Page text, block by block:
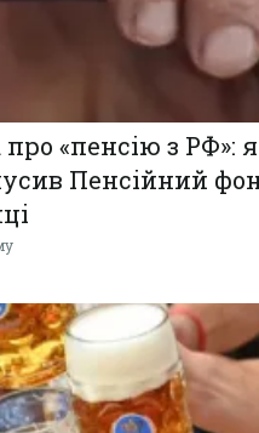
«пенсію з РФ»:
Пенсійний